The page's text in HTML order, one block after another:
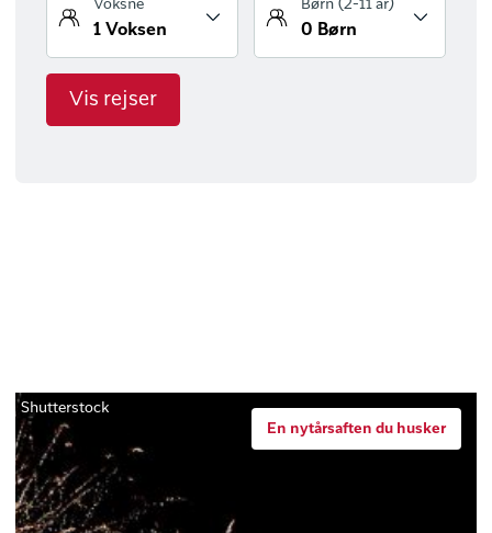
Vis rejser
En nytårsaften du husker
Shutterstock